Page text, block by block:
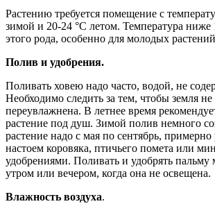
Растению требуется помещение с
зимой и 20-24 °С летом. Температура ниже
этого рода, особенно для молодых
Полив и удобрения.
Поливать ховею надо часто, водой, не
Необходимо следить за тем, чтобы земля
переувлажнена. В летнее время
растение под душ. Зимой полив немного
растение надо с мая по сентябрь, примерно
настоем коровяка, птичьего помета или
удобрениями. Поливать и удобрять пальму
утром или вечером, когда она не освещена.
Влажность воздуха.